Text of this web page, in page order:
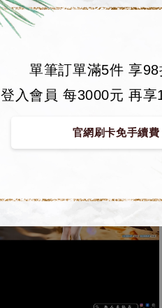
單筆訂單滿5件 享98
登入會員 每3000元 再享
官網刷卡免手續費